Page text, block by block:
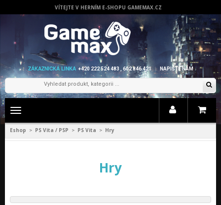
VÍTEJTE V HERNÍM E-SHOPU GAMEMAX.CZ
ZÁKAZNICKÁ LINKA +420 222 524 483 , 602 846 421 NAPIŠTE NÁM
Zobrazit
Eshop > PS Vita / PSP > PS Vita > Hry
Hry